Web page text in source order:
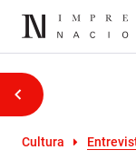
Cultura